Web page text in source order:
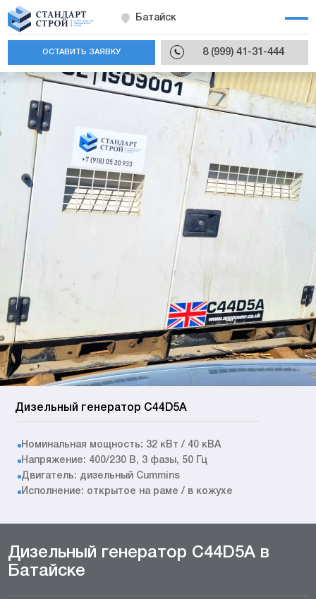
Батайск
8 (999) 41-31-444
ОСТАВИТЬ ЗАЯВКУ
Дизельный генератор C44D5A
Номинальная мощность: 32 кВт / 40 кВА
Напряжение: 400/230 В, 3 фазы, 50 Гц
Двигатель: дизельный Cummins
Исполнение: открытое на раме / в кожухе
Дизельный генератор C44D5A в
Батайске